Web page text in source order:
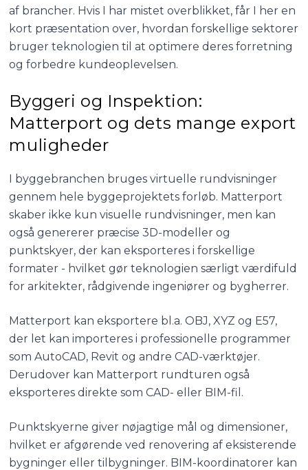
af brancher. Hvis I har mistet overblikket, får I her en
kort præsentation over, hvordan forskellige sektorer
bruger teknologien til at optimere deres forretning
og forbedre kundeoplevelsen.
Byggeri og Inspektion:
Matterport og dets mange export
muligheder
I byggebranchen bruges virtuelle rundvisninger
gennem hele byggeprojektets forløb. Matterport
skaber ikke kun visuelle rundvisninger, men kan
også genererer præcise 3D-modeller og
punktskyer, der kan eksporteres i forskellige
formater - hvilket gør teknologien særligt værdifuld
for arkitekter, rådgivende ingeniører og bygherrer.
Matterport kan eksportere bl.a. OBJ, XYZ og E57,
der let kan importeres i professionelle programmer
som AutoCAD, Revit og andre CAD-værktøjer.
Derudover kan Matterport rundturen også
eksporteres direkte som CAD- eller BIM-fil.
Punktskyerne giver nøjagtige mål og dimensioner,
hvilket er afgørende ved renovering af eksisterende
bygninger eller tilbygninger. BIM-koordinatorer kan